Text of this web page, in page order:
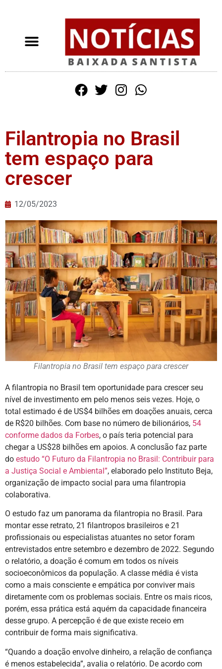
Filantropia no Brasil
tem espaço para
crescer
12/05/2023
Filantropia no Brasil tem espaço para crescer
A filantropia no Brasil tem oportunidade para crescer seu
nível de investimento em pelo menos seis vezes. Hoje, o
total estimado é de US$4 bilhões em doações anuais, cerca
de R$20 bilhões. Com base no número de bilionários, 54
conforme dados da Forbes, o país teria potencial para
chegar a US$28 bilhões em apoios. A conclusão faz parte
do estudo “O Futuro da Filantropia no Brasil: Contribuir para
a Justiça Social e Ambiental”, elaborado pelo Instituto Beja,
organização de impacto social para uma filantropia
colaborativa.
O estudo faz um panorama da filantropia no Brasil. Para
montar esse retrato, 21 filantropos brasileiros e 21
profissionais ou especialistas atuantes no setor foram
entrevistados entre setembro e dezembro de 2022. Segundo
o relatório, a doação é comum em todos os níveis
socioeconômicos da população. A classe média é vista
como a mais consciente e empática por conviver mais
diretamente com os problemas sociais. Entre os mais ricos,
porém, essa prática está aquém da capacidade financeira
desse grupo. A percepção é de que existe receio em
contribuir de forma mais significativa.
“Quando a doação envolve dinheiro, a relação de confiança
é menos estabelecida”, avalia o relatório. De acordo com